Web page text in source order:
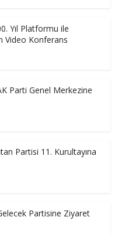
Yıl Platformu ile
Video Konferans
Parti Genel Merkezine
Partisi 11. Kurultayına
Partisine Ziyaret